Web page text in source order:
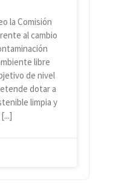
la Comisión
al cambio
libre
de nivel
dotar a
limpia y